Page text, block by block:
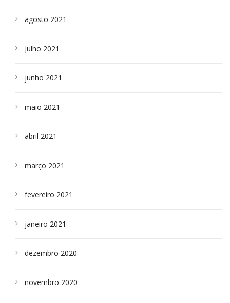
agosto 2021
julho 2021
junho 2021
maio 2021
abril 2021
março 2021
fevereiro 2021
janeiro 2021
dezembro 2020
novembro 2020